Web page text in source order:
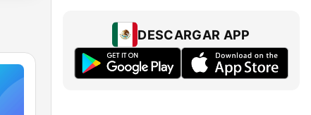
DESCARGAR APP